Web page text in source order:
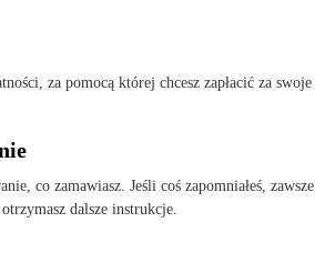
za pomocą której chcesz zapłacić za
co zamawiasz. Jeśli coś zapomniałeś,
dalsze instrukcje.